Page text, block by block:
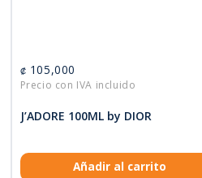
₡ 105,000
J’ADORE 100ML by DIOR
Añadir al carrito